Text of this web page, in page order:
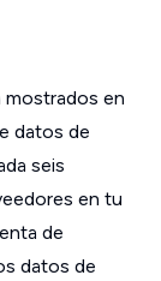
en
datos de
seis
en tu
de
datos de